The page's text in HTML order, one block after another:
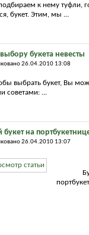
к нему туфли,
букет. Этим, мы ...
букета невесты
26.04.2010 13:08
выбрать букет, Вы
советами: ...
на
26.04.2010 13:07